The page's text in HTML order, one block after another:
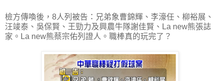
檢方傳喚後，8人列被告：兄弟象曹錦輝、李濠任、柳裕展、
汪竣泰、吳保賢、王勁力及興農牛隊謝佳賢、La new熊張誌
家。La new熊蔡宗佑列證人。職棒真的玩完了？